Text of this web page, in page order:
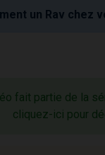
un Rav chez
fait partie de la
cliquez-ici pour